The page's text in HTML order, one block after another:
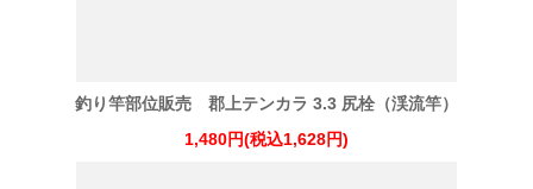
釣り竿部位販売 郡上テンカラ 3.3 尻栓（渓流竿）
1,480円(税込1,628円)